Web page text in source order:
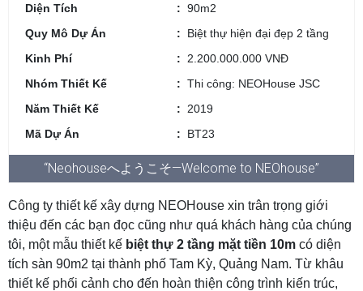
Diện Tích
90m2
Quy Mô Dự Án
Biệt thự hiện đại đẹp 2 tầng
Kinh Phí
2.200.000.000 VNĐ
Nhóm Thiết Kế
Thi công: NEOHouse JSC
Năm Thiết Kế
2019
Mã Dự Án
BT23
“Neohouseへようこそ—Welcome to NEOhouse”
Công ty thiết kế xây dựng NEOHouse xin trân trọng giới
thiệu đến các bạn đọc cũng như quá khách hàng của chúng
tôi, một mẫu thiết kế biệt thự 2 tầng mặt tiền 10m có diện
tích sàn 90m2 tại thành phố Tam Kỳ, Quảng Nam. Từ khâu
thiết kế phối cảnh cho đến hoàn thiện công trình kiến trúc,